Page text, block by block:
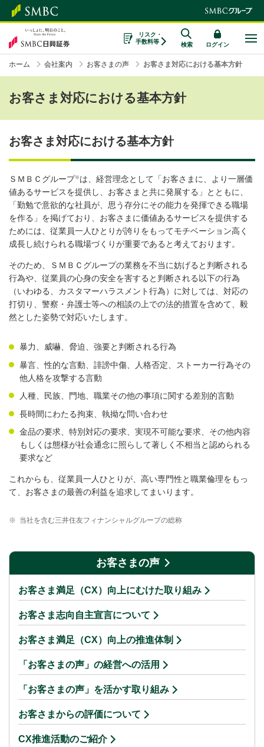
リスク・
手数料等
検索 ログイン
ホーム 会社案内 お客さまの声 お客さま対応における基本方針
お客さま対応における基本方針
お客さま対応における基本方針
ＳＭＢＣグループ※ は、経営理念として「お客さまに、より一層価
値あるサービスを提供し、お客さまと共に発展する」とともに、
「勤勉で意欲的な社員が、思う存分にその能力を発揮できる職場
を作る」を掲げており、お客さまに価値あるサービスを提供する
ためには、従業員一人ひとりが誇りをもってモチベーション高く
成長し続けられる職場づくりが重要であると考えております。
そのため、ＳＭＢＣグループの業務を不当に妨げると判断される
行為や、従業員の心身の安全を害すると判断される以下の行為
（いわゆる、カスタマーハラスメント行為）に対しては、対応の
打切り、警察・弁護士等への相談の上での法的措置を含めて、毅
然とした姿勢で対応いたします。
暴力、威嚇、脅迫、強要と判断される行為
暴言、性的な言動、誹謗中傷、人格否定、ストーカー行為その
他人格を攻撃する言動
人種、民族、門地、職業その他の事項に関する差別的言動
長時間にわたる拘束、執拗な問い合わせ
金品の要求、特別対応の要求、実現不可能な要求、その他内容
もしくは態様が社会通念に照らして著しく不相当と認められる
要求など
これからも、従業員一人ひとりが、高い専門性と職業倫理をもっ
て、お客さまの最善の利益を追求してまいります。
※ 当社を含む三井住友フィナンシャルグループの総称
お客さまの声
お客さま満足（CX）向上にむけた取り組み
お客さま志向自主宣言について
お客さま満足（CX）向上の推進体制
「お客さまの声」の経営への活用
「お客さまの声」を活かす取り組み
お客さまからの評価について
CX推進活動のご紹介